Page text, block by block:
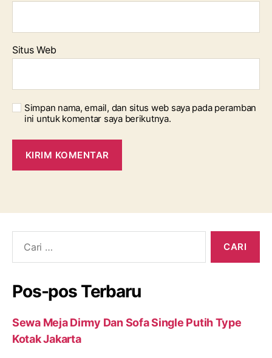
Situs Web
Simpan nama, email, dan situs web saya pada peramban
ini untuk komentar saya berikutnya.
Pos-pos Terbaru
Sewa Meja Dirmy Dan Sofa Single Putih Type
Kotak Jakarta